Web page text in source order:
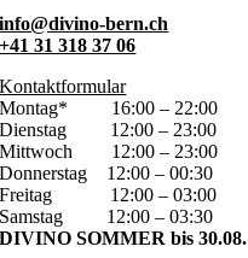
info@divino-bern.ch
+41 31 318 37 06
Kontaktformular
Montag*
16:00 – 22:00
Dienstag
12:00 – 23:00
Mittwoch
12:00 – 23:00
Donnerstag
12:00 – 00:30
Freitag
12:00 – 03:00
Samstag
12:00 – 03:30
DIVINO SOMMER bis 30.08.